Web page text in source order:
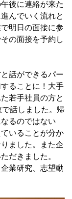
後に連絡が来た
んでいく流れと
明日の面接に参
の面接を予約し
話ができるパー
ることに！大手
若手社員の方と
話しました。帰
るのではない
いることが分か
ました。また企
だきました。
業研究、志望動